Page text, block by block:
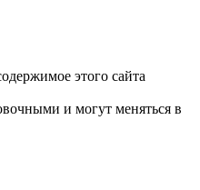
этого сайта
и могут меняться в